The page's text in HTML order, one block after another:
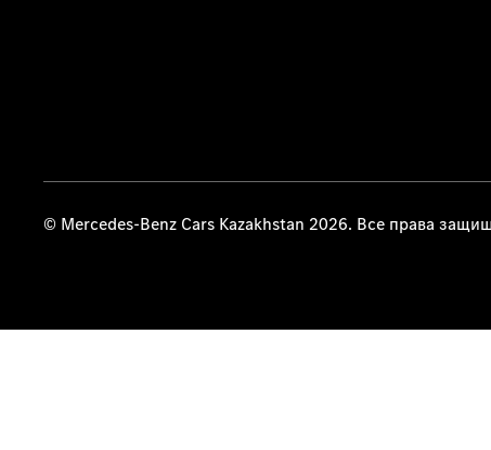
© Mercedes-Benz Cars Kazakhstan 2026. Все права